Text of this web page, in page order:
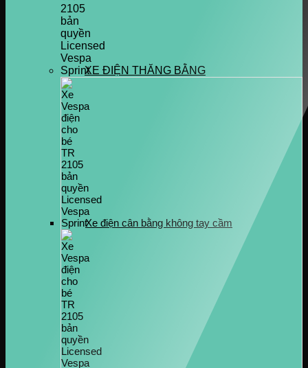
XE ĐIỆN THĂNG BẰNG
Xe điện cân bằng không tay cầm